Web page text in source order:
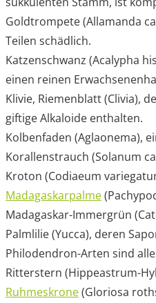
Goldtrompete (Allamanda
Teilen schädlich.
Katzenschwanz (Acalypha
einen reinen
Klivie, Riemenblatt (Clivia),
giftige Alkaloide enthalten.
Kolbenfaden (Aglaonema),
Korallenstrauch (Solanum
Kroton (Codiaeum
Madagaskarpalme
Madagaskar-Immergrün
Palmlilie (Yucca), deren
Philodendron-Arten sind
Ritterstern (Hippeastrum-
Ruhmeskrone(Gloriosa